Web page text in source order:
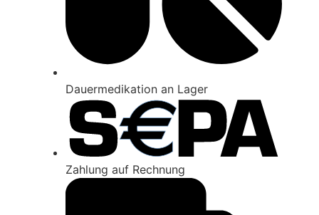
Dauer­medikation an Lager
Zahl­ung auf Rech­nung